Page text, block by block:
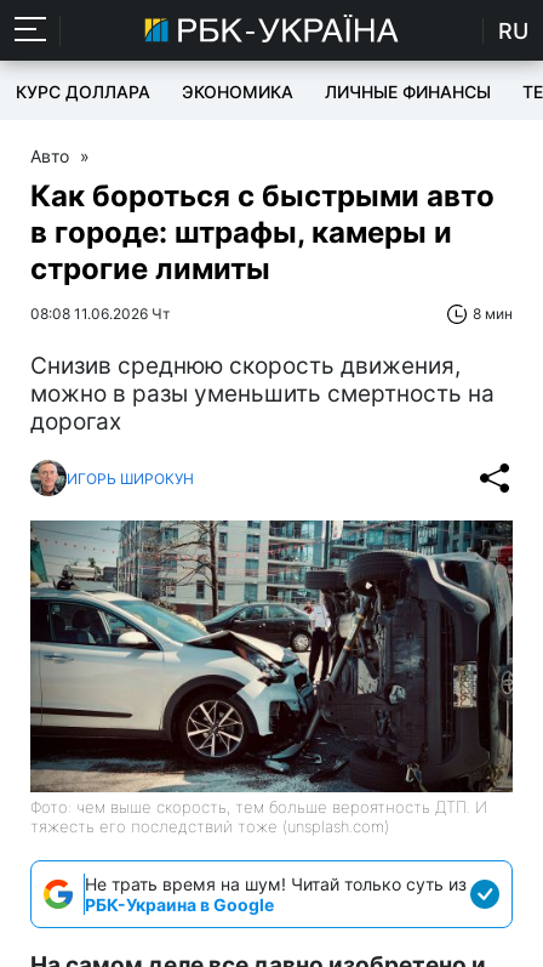
RU
КУРС ДОЛЛАРА ЭКОНОМИКА ЛИЧНЫЕ ФИНАНСЫ
Авто »
Как бороться с быстрыми авто
в городе: штрафы, камеры и
строгие лимиты
08:08 11.06.2026 Чт 8 мин
Снизив среднюю скорость движения,
можно в разы уменьшить смертность на
дорогах
ИГОРЬ ШИРОКУН
Фото: чем выше скорость, тем больше вероятность ДТП. И
тяжесть его последствий тоже (unsplash.com)
Не трать время на шум! Читай только суть из
РБК-Украина в Google